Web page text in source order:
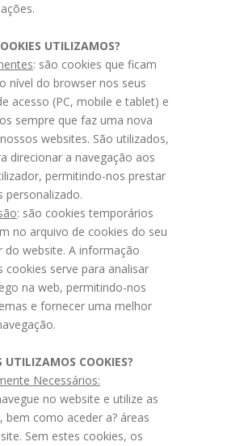
UTILIZAMOS?
: são cookies que ficam
nível do browser nos seus
acesso (PC, mobile e tablet) e
sempre que faz uma nova
websites. São utilizados,
direcionar a navegação aos
permitindo-nos prestar
personalizado.
: são cookies temporários
no arquivo de cookies do seu
do website. A informação
cookies serve para analisar
na web, permitindo-nos
e fornecer uma melhor
UTILIZAMOS COOKIES?
Necessários:
no website e utilize as
bem como aceder a? áreas
Sem estes cookies, os